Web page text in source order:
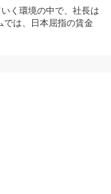
く環境の中で、社長は
では、日本屈指の賃金